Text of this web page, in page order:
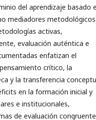
del aprendizaje basado
mediadores
activas,
evaluación auténtica e
enfatizan el
crítico, la
y la transferencia
en la formación inicial y
e institucionales,
de evaluación